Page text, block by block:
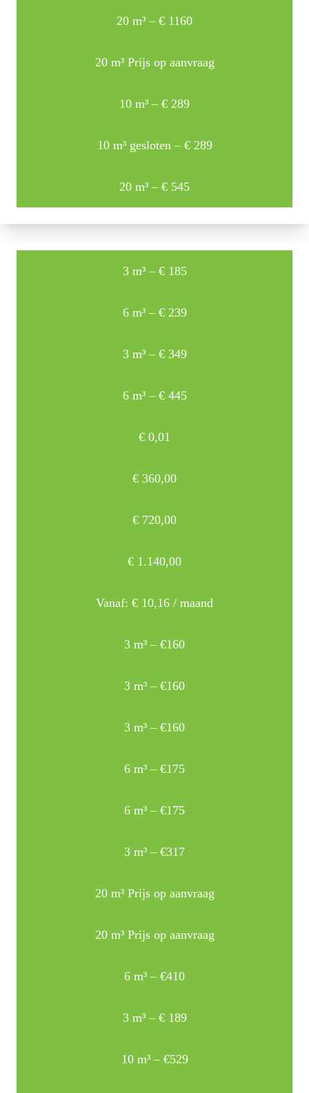
20 m³ – € 1160
20 m³ Prijs op aanvraag
10 m³ – € 289
10 m³ gesloten – € 289
20 m³ – € 545
3 m³ – € 185
6 m³ – € 239
3 m³ – € 349
6 m³ – € 445
€ 0,01
€ 360,00
€ 720,00
€ 1.140,00
Vanaf: € 10,16 / maand
3 m³ – €160
3 m³ – €160
3 m³ – €160
6 m³ – €175
6 m³ – €175
3 m³ – €317
20 m³ Prijs op aanvraag
20 m³ Prijs op aanvraag
6 m³ – €410
3 m³ – € 189
10 m³ – €529